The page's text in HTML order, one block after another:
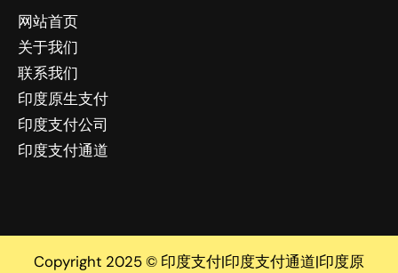
网站首页
关于我们
联系我们
印度原生支付
印度支付公司
印度支付通道
Copyright 2025 © 印度支付|印度支付通道|印度原